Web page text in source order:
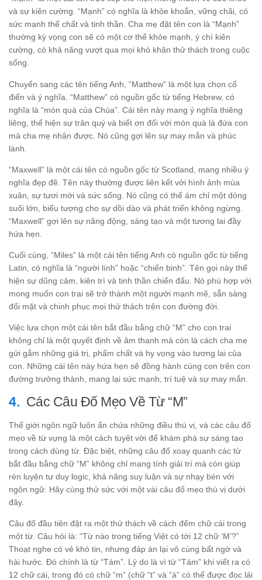
và sự kiên cường. “Mạnh” có nghĩa là khỏe khoắn, vững chãi, có
sức mạnh thể chất và tinh thần. Cha mẹ đặt tên con là “Mạnh”
thường kỳ vọng con sẽ có một cơ thể khỏe mạnh, ý chí kiên
cường, có khả năng vượt qua mọi khó khăn thử thách trong cuộc
sống.
Chuyển sang các tên tiếng Anh, “Matthew” là một lựa chọn cổ
điển và ý nghĩa. “Matthew” có nguồn gốc từ tiếng Hebrew, có
nghĩa là “món quà của Chúa”. Cái tên này mang ý nghĩa thiêng
liêng, thể hiện sự trân quý và biết ơn đối với món quà là đứa con
mà cha mẹ nhận được. Nó cũng gợi lên sự may mắn và phúc
lành.
“Maxwell” là một cái tên có nguồn gốc từ Scotland, mang nhiều ý
nghĩa đẹp đẽ. Tên này thường được liên kết với hình ảnh mùa
xuân, sự tươi mới và sức sống. Nó cũng có thể ám chỉ một dòng
suối lớn, biểu tượng cho sự dồi dào và phát triển không ngừng.
“Maxwell” gợi lên sự năng động, sáng tạo và một tương lai đầy
hứa hẹn.
Cuối cùng, “Miles” là một cái tên tiếng Anh có nguồn gốc từ tiếng
Latin, có nghĩa là “người lính” hoặc “chiến binh”. Tên gọi này thể
hiện sự dũng cảm, kiên trì và tinh thần chiến đấu. Nó phù hợp với
mong muốn con trai sẽ trở thành một người mạnh mẽ, sẵn sàng
đối mặt và chinh phục mọi thử thách trên con đường đời.
Việc lựa chọn một cái tên bắt đầu bằng chữ “M” cho con trai
không chỉ là một quyết định về âm thanh mà còn là cách cha mẹ
gửi gắm những giá trị, phẩm chất và hy vọng vào tương lai của
con. Những cái tên này hứa hẹn sẽ đồng hành cùng con trên con
đường trưởng thành, mang lại sức mạnh, trí tuệ và sự may mắn.
Các Câu Đố Mẹo Về Từ “M”
Thế giới ngôn ngữ luôn ẩn chứa những điều thú vị, và các câu đố
mẹo về từ vựng là một cách tuyệt vời để khám phá sự sáng tạo
trong cách dùng từ. Đặc biệt, những câu đố xoay quanh các từ
bắt đầu bằng chữ “M” không chỉ mang tính giải trí mà còn giúp
rèn luyện tư duy logic, khả năng suy luận và sự nhạy bén với
ngôn ngữ. Hãy cùng thử sức với một vài câu đố mẹo thú vị dưới
đây.
Câu đố đầu tiên đặt ra một thử thách về cách đếm chữ cái trong
một từ. Câu hỏi là: “Từ nào trong tiếng Việt có tới 12 chữ ‘M’?”
Thoạt nghe có vẻ khó tin, nhưng đáp án lại vô cùng bất ngờ và
hài hước. Đó chính là từ “Tám”. Lý do là vì từ “Tám” khi viết ra có
12 chữ cái, trong đó có chữ “m” (chữ “t” và “á” có thể được đọc lái